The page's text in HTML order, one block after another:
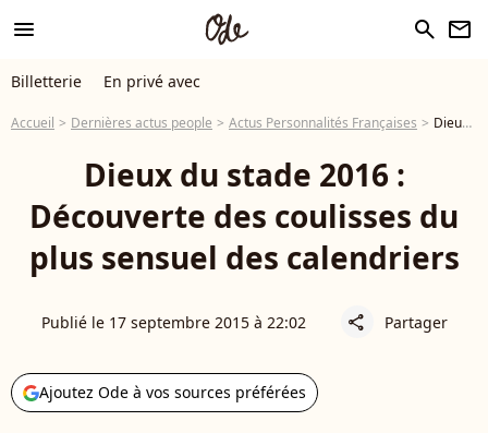
menu search newsletter
Billetterie En privé avec
Accueil Dernières actus people Actus Personnalités Françaises Dieux du stade 2016 : Découverte des coulisses du plus sensuel des calendriers
Dieux du stade 2016 :
Découverte des coulisses du
plus sensuel des calendriers
Publié le 17 septembre 2015 à 22:02 share Partager
Ajoutez Ode à vos sources préférées